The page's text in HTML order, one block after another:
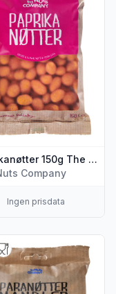
Paprikanøtter 150g The Nuts Company
Company
Ingen prisdata
Rømme&Løk
detaljer for